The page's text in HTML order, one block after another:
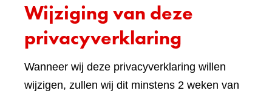
Wijziging van deze
privacyverklaring
Wanneer wij deze privacyverklaring willen
wijzigen, zullen wij dit minstens 2 weken van